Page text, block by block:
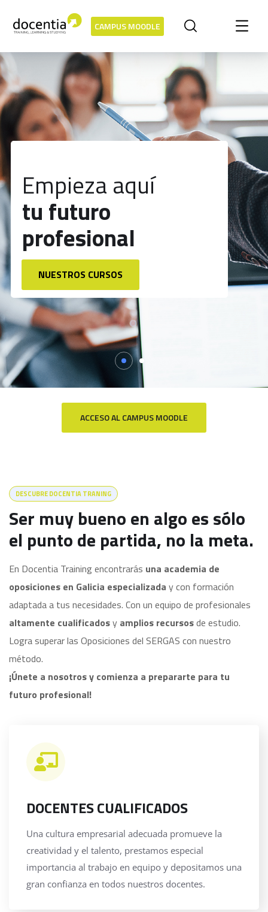
CAMPUS MOODLE
Empieza aquí
tu futuro
profesional
NUESTROS CURSOS
ACCESO AL CAMPUS MOODLE
DESCUBRE DOCENTIA TRANING
Ser muy bueno en algo es sólo
el punto de partida, no la meta.
En Docentia Training encontrarás una academia de
oposiciones en Galicia especializada y con formación
adaptada a tus necesidades. Con un equipo de profesionales
altamente cualificadosy amplios recursosde estudio.
Logra superar las Oposiciones del SERGAS con nuestro
método.
¡Únete a nosotros y comienza a prepararte para tu
futuro profesional!
DOCENTES CUALIFICADOS
Una cultura empresarial adecuada promueve la
creatividad y el talento, prestamos especial
importancia al trabajo en equipo y depositamos una
gran confianza en todos nuestros docentes.